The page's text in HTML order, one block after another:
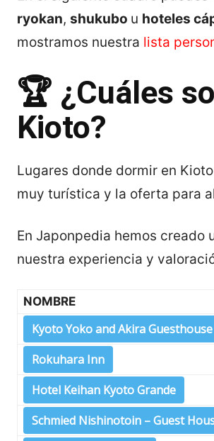
ryokan, shukubo u hoteles
mostramos nuestra lista
🏆 ¿Cuáles
Kioto?
Lugares donde dormir en
muy turística y la oferta para
En Japonpedia hemos creado
nuestra experiencia y
NOMBRE
Kyoto Yoko and Akira Guesthouse
Rokuhara Inn
Hotel Keihan Kyoto Grande
Schmied Nishinotoin – Guest